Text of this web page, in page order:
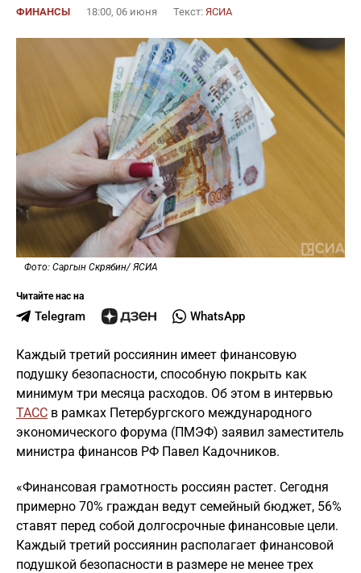
ФИНАНСЫ 18:00, 06 июня Текст: ЯСИА
Фото: Саргын Скрябин/ ЯСИА
Читайте нас на
Telegram WhatsApp
Каждый третий россиянин имеет финансовую
подушку безопасности, способную покрыть как
минимум три месяца расходов. Об этом в интервью
ТАСС в рамках Петербургского международного
экономического форума (ПМЭФ) заявил заместитель
министра финансов РФ Павел Кадочников.
«Финансовая грамотность россиян растет. Сегодня
примерно 70% граждан ведут семейный бюджет, 56%
ставят перед собой долгосрочные финансовые цели.
Каждый третий россиянин располагает финансовой
подушкой безопасности в размере не менее трех